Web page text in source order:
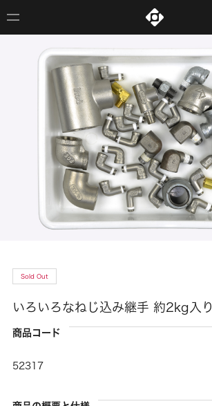
Sold Out
いろいろなねじ込み継手 約2kg入り
商品コード
52317